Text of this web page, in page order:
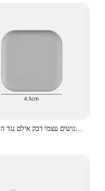
דלת פקק סיליקון ידית פגושים עצמי דבק אילם נגד הלם הגנה Porte Pad שיפור בית מגן Pad